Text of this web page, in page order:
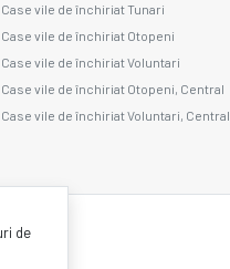
Case vile de închiriat Tunari
Case vile de închiriat Otopeni
Case vile de închiriat Voluntari
Case vile de închiriat Otopeni, Central
Case vile de închiriat Voluntari, Central
de